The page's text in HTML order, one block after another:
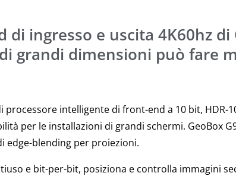
di ingresso e uscita 4K60hz di
grandi dimensioni può fare
intelligente di front-end a 10 bit, HDR-
per le installazioni di grandi schermi. GeoBox
edge-blending per proiezioni.
e bit-per-bit, posiziona e controlla immagini